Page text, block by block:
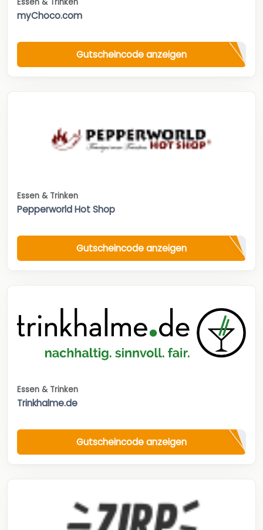
myChoco.com
Gutscheincode anzeigen
Essen & Trinken
Pepperworld Hot Shop
Gutscheincode anzeigen
Essen & Trinken
Trinkhalme.de
Gutscheincode anzeigen